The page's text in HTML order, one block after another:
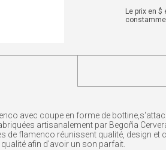
Le prix en
avec coupe en forme de
artisanalement par Begoña
flamenco réunissent qualité, design et
afin d'avoir un son parfait.